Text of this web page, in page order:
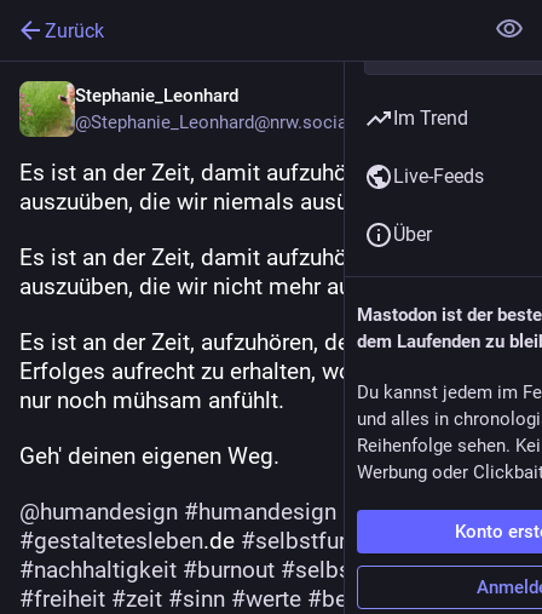
Zurück
Stephanie_Leonhard
@Stephanie_Leonhard@nrw.social
Es ist an der Zeit, damit aufzuhören, Berufe
auszuüben, die wir niemals ausüben wollten.
Es ist an der Zeit, damit aufzuhören, Berufe
auszuüben, die wir nicht mehr ausüben wollen.
Es ist an der Zeit, aufzuhören, den Schein eines
Erfolges aufrecht zu erhalten, wo es sich einfach
nur noch mühsam anfühlt.
Geh' deinen eigenen Weg.
@humandesign #humandesign
coaching
#gestaltetesleben.de #selbstfursorge
#nachhaltigkeit #burnout #selbstermachtigung
#freiheit #zeit #sinn #werte #beruf
Im Trend
Live-Feeds
Über
Mastodon ist der
dem Laufenden zu
Du kannst jedem im
und alles in
Reihenfolge sehen.
Werbung oder
Konto